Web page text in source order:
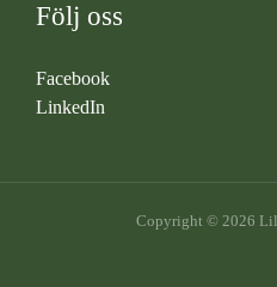
Följ oss
Facebook
LinkedIn
Copyright © 2026